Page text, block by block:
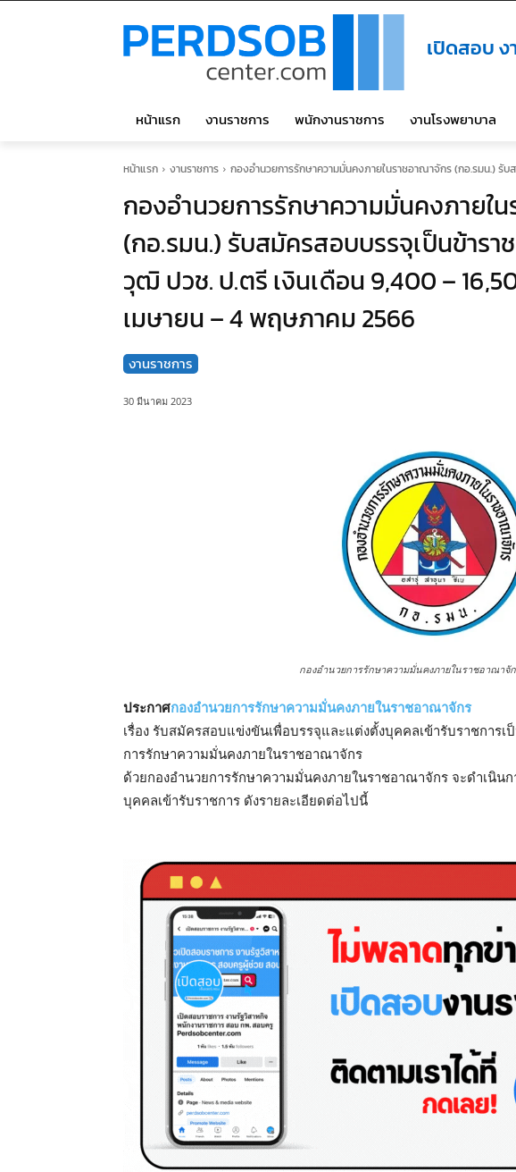
เปิดสอบ
หน้าแรก งานราชการ พนักงานราชการ งานโรงพยาบาล
หน้าแรก งานราชการ กองอำนวยการรักษาความมั่นคงภายในราชอาณาจักร (กอ.รมน.) รั
กองอำนวยการรักษาความมั่นคงภายใ
(กอ.รมน.) รับสมัครสอบบรรจุเป็นข้ารา
วุฒิ ปวช. ป.ตรี เงินเดือน 9,400 –
เมษายน – 4 พฤษภาคม 2566
งานราชการ
30 มีนาคม 2023
กองอำนวยการรักษาความมั่นคงภายในราชอาณาจั
ประกาศกองอํานวยการรักษาความมั่นคงภายในราชอาณาจักร
เรื่อง รับสมัครสอบแข่งขันเพื่อบรรจุและแต่งตั้งบุคคลเข้ารับราชการเ
การรักษาความมั่นคงภายในราชอาณาจักร
ด้วยกองอํานวยการรักษาความมั่นคงภายในราชอาณาจักร จะดําเนิน
บุคคลเข้ารับราชการ ดังรายละเอียดต่อไปนี้